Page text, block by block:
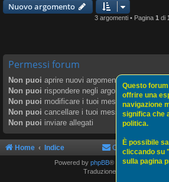
Nuovo argomento
3 argomenti • Pagina 1 di
Permessi forum
Non puoi aprire nuovi argomenti
Non puoi rispondere negli argomenti
Non puoi modificare i tuoi messaggi
Non puoi cancellare i tuoi messaggi
Non puoi inviare allegati
Questo
offrire una
navigazione
significa che
politica.
È possibile
cliccando su
sulla pagina
Home Indice Contattaci
Powered by phpBB® Forum Software ©
Traduzione Italiana